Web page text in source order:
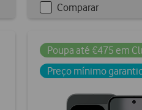
Checkbox
Comparar
Poupa até €475 em
Preço mínimo